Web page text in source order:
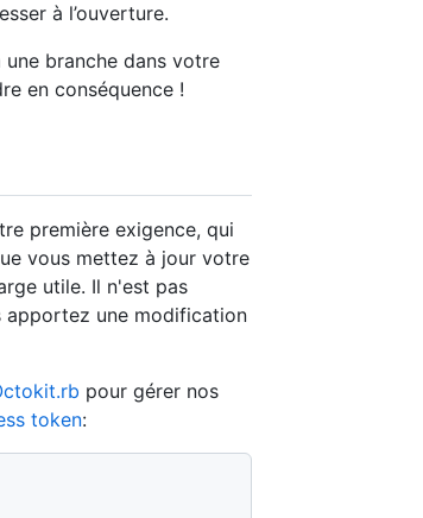
à l’ouverture.
branche dans votre
en conséquence !
première exigence, qui
vous mettez à jour votre
utile. Il n'est pas
apportez une modification
pour gérer nos
token: